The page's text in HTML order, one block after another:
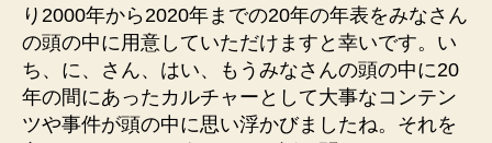
り2000年から2020年までの20年の年表をみなさん
の頭の中に用意していただけますと幸いです。い
ち、に、さん、はい、もうみなさんの頭の中に20
年の間にあったカルチャーとして大事なコンテン
ツや事件が頭の中に思い浮かびましたね。それを